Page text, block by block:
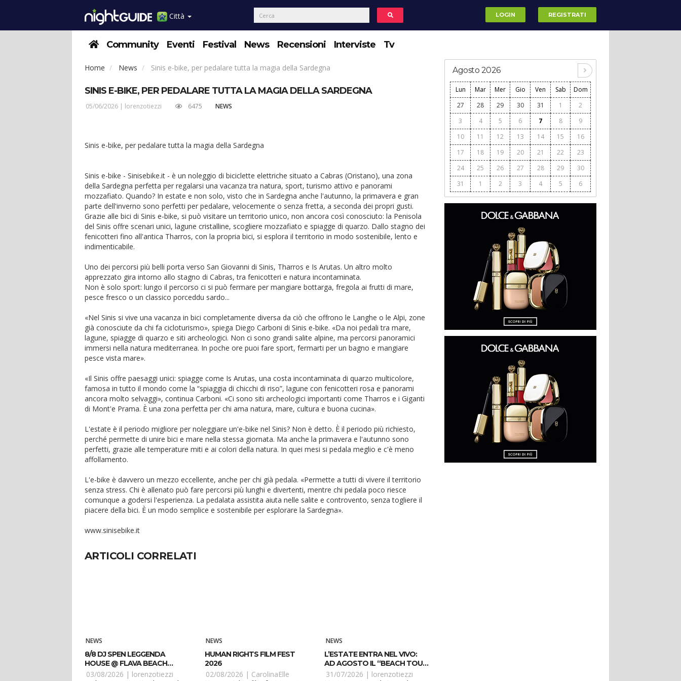
Città LOGIN REGISTRATI
Community Eventi Festival News Recensioni Interviste Tv
Home News Sinis e-bike, per pedalare tutta la magia della Sardegna
SINIS E-BIKE, PER PEDALARE TUTTA LA MAGIA DELLA SARDEGNA
05/06/2026 | lorenzotiezzi 6475 NEWS
Sinis e-bike, per pedalare tutta la magia della Sardegna
Sinis e-bike - Sinisebike.it - è un noleggio di biciclette elettriche situato a Cabras (Oristano), una zona
della Sardegna perfetta per regalarsi una vacanza tra natura, sport, turismo attivo e panorami
mozzafiato. Quando? In estate e non solo, visto che in Sardegna anche l'autunno, la primavera e gran
parte dell'inverno sono perfetti per pedalare, velocemente o senza fretta, a seconda dei propri gusti.
Grazie alle bici di Sinis e-bike, si può visitare un territorio unico, non ancora così conosciuto: la Penisola
del Sinis offre scenari unici, lagune cristalline, scogliere mozzafiato e spiagge di quarzo. Dallo stagno dei
fenicotteri fino all'antica Tharros, con la propria bici, si esplora il territorio in modo sostenibile, lento e
indimenticabile.
Uno dei percorsi più belli porta verso San Giovanni di Sinis, Tharros e Is Arutas. Un altro molto
apprezzato gira intorno allo stagno di Cabras, tra fenicotteri e natura incontaminata.
Non è solo sport: lungo il percorso ci si può fermare per mangiare bottarga, fregola ai frutti di mare,
pesce fresco o un classico porceddu sardo...
«Nel Sinis si vive una vacanza in bici completamente diversa da ciò che offrono le Langhe o le Alpi, zone
già conosciute da chi fa cicloturismo», spiega Diego Carboni di Sinis e-bike. «Da noi pedali tra mare,
lagune, spiagge di quarzo e siti archeologici. Non ci sono grandi salite alpine, ma percorsi panoramici
immersi nella natura mediterranea. In poche ore puoi fare sport, fermarti per un bagno e mangiare
pesce vista mare».
«Il Sinis offre paesaggi unici: spiagge come Is Arutas, una costa incontaminata di quarzo multicolore,
famosa in tutto il mondo come la “spiaggia di chicchi di riso”, lagune con fenicotteri rosa e panorami
ancora molto selvaggi», continua Carboni. «Ci sono siti archeologici importanti come Tharros e i Giganti
di Mont'e Prama. È una zona perfetta per chi ama natura, mare, cultura e buona cucina».
L'estate è il periodo migliore per noleggiare un'e-bike nel Sinis? Non è detto. È il periodo più richiesto,
perché permette di unire bici e mare nella stessa giornata. Ma anche la primavera e l'autunno sono
perfetti, grazie alle temperature miti e ai colori della natura. In quei mesi si pedala meglio e c'è meno
affollamento.
L'e-bike è davvero un mezzo eccellente, anche per chi già pedala. «Permette a tutti di vivere il territorio
senza stress. Chi è allenato può fare percorsi più lunghi e divertenti, mentre chi pedala poco riesce
comunque a godersi l'esperienza. La pedalata assistita aiuta nelle salite e controvento, senza togliere il
piacere della bici. È un modo semplice e sostenibile per esplorare la Sardegna».
www.sinisebike.it
ARTICOLI CORRELATI
NEWS
8/8 DJ SPEN LEGGENDA
HOUSE @ FLAVA BEACH
CASTEL VOLTURNO CE
03/08/2026 | lorenzotiezzi
NEWS
HUMAN RIGHTS FILM FEST
2026
02/08/2026 | CarolinaElle
NEWS
L’ESTATE ENTRA NEL VIVO:
AD AGOSTO IL “BEACH TOUR
2026” DI RADIO SELENE
31/07/2026 | lorenzotiezzi
Agosto 2026
Lun Mar Mer Gio Ven Sab
Dom
27
28 29 30 31 1
2
3
4 5 6 7 8
9
10
11 12 13 14 15
16
17
18 19 20 21 22
23
24
25 26 27 28 29
30
31
1 2 3 4 5 6